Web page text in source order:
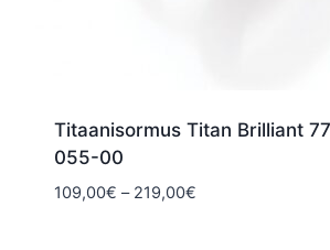
Titaanisormus Titan Brilliant
055-00
109,00€ – 219,00€Hintaluokka: